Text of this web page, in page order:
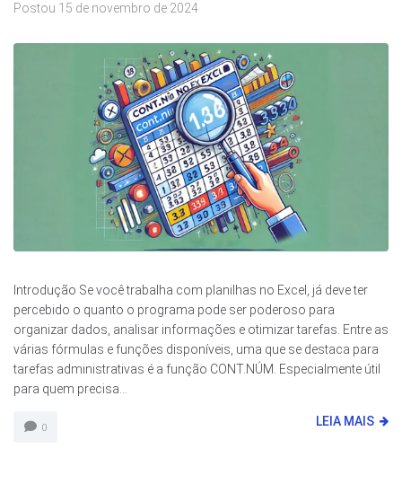
Postou 15 de novembro de 2024
Introdução Se você trabalha com planilhas no Excel, já deve ter
percebido o quanto o programa pode ser poderoso para
organizar dados, analisar informações e otimizar tarefas. Entre as
várias fórmulas e funções disponíveis, uma que se destaca para
tarefas administrativas é a função CONT.NÚM. Especialmente útil
para quem precisa...
0 LEIA MAIS